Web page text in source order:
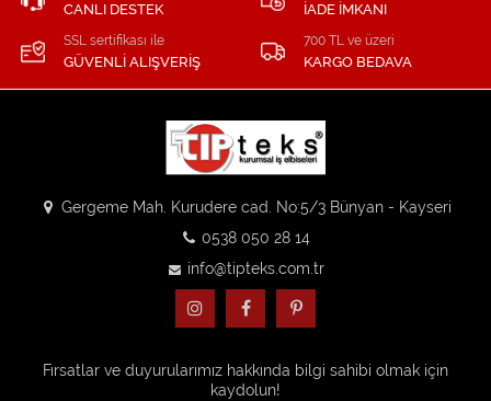
CANLI DESTEK İADE İMKANI
SSL sertifikası ile
GÜVENLİ ALIŞVERİŞ
700 TL ve üzeri
KARGO BEDAVA
Gergeme Mah. Kurudere cad. No:5/3 Bünyan - Kayseri
0538 050 28 14
info@tipteks.com.tr
Fırsatlar ve duyurularımız hakkında bilgi sahibi olmak için
kaydolun!